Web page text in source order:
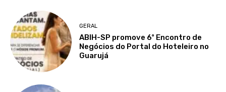
GERAL
ABIH-SP promove 6º Encontro de
Negócios do Portal do Hoteleiro no
Guarujá